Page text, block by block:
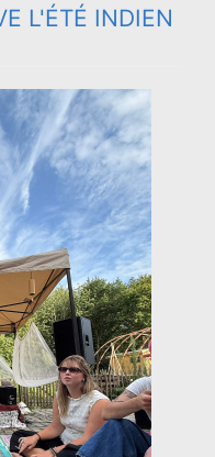
L'ÉTÉ INDIEN